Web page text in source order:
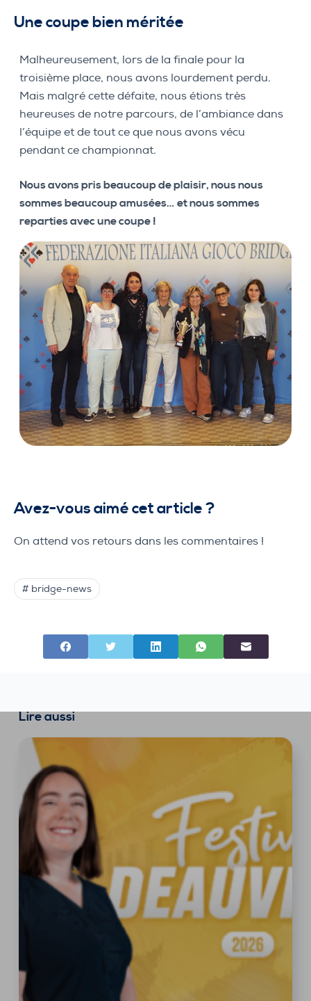
Une coupe bien méritée
Malheureusement, lors de la finale pour la
troisième place, nous avons lourdement perdu.
Mais malgré cette défaite, nous étions très
heureuses de notre parcours, de l’ambiance dans
l’équipe et de tout ce que nous avons vécu
pendant ce championnat.
Nous avons pris beaucoup de plaisir, nous nous
sommes beaucoup amusées… et nous sommes
reparties avec une coupe !
Avez-vous aimé cet article ?
On attend vos retours dans les commentaires !
# bridge-news
Lire aussi